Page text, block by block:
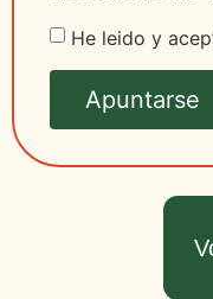
He leido y
Apuntarse